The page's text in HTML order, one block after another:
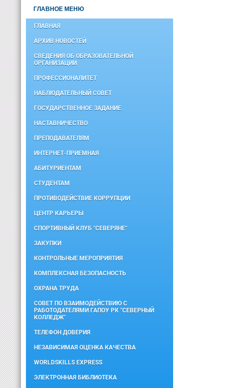
ГЛАВНОЕ МЕНЮ
ГЛАВНАЯ
АРХИВ НОВОСТЕЙ
СВЕДЕНИЯ ОБ ОБРАЗОВАТЕЛЬНОЙ
ОРГАНИЗАЦИИ
ПРОФЕССИОНАЛИТЕТ
НАБЛЮДАТЕЛЬНЫЙ СОВЕТ
ГОСУДАРСТВЕННОЕ ЗАДАНИЕ
НАСТАВНИЧЕСТВО
ПРЕПОДАВАТЕЛЯМ
ИНТЕРНЕТ-ПРИЕМНАЯ
АБИТУРИЕНТАМ
СТУДЕНТАМ
ПРОТИВОДЕЙСТВИЕ КОРРУПЦИИ
ЦЕНТР КАРЬЕРЫ
СПОРТИВНЫЙ КЛУБ "СЕВЕРЯНЕ"
ЗАКУПКИ
КОНТРОЛЬНЫЕ МЕРОПРИЯТИЯ
КОМПЛЕКСНАЯ БЕЗОПАСНОСТЬ
ОХРАНА ТРУДА
СОВЕТ ПО ВЗАИМОДЕЙСТВИЮ С
РАБОТОДАТЕЛЯМИ ГАПОУ РК "СЕВЕРНЫЙ
КОЛЛЕДЖ"
ТЕЛЕФОН ДОВЕРИЯ
НЕЗАВИСИМАЯ ОЦЕНКА КАЧЕСТВА
WORLDSKILLS EXPRESS
ЭЛЕКТРОННАЯ БИБЛИОТЕКА